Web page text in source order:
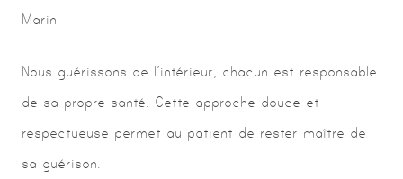
Marin
Nous guérissons de l’intérieur, chacun est responsable
de sa propre santé. Cette approche douce et
respectueuse permet au patient de rester maître de
sa guérison.